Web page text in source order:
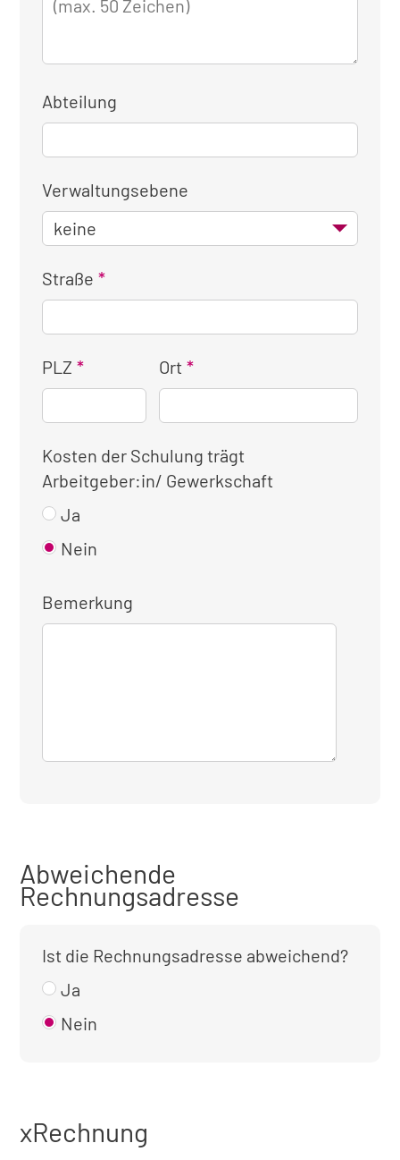
Abteilung
Verwaltungsebene
Straße
PLZ Ort
Kosten der Schulung trägt
Arbeitgeber:in/ Gewerkschaft
Ja
Nein
Bemerkung
Abweichende
Rechnungsadresse
Ist die Rechnungsadresse abweichend?
Ja
Nein
xRechnung